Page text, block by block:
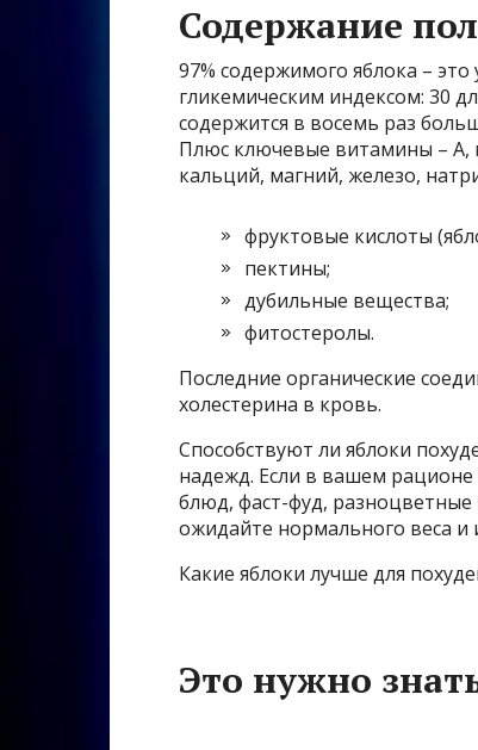
Содержание
97% содержимого яблока –
гликемическим индексом: 30
содержится в восемь раз
Плюс ключевые витамины – А,
кальций, магний, железо,
фруктовые кислоты
пектины;
дубильные вещества;
фитостеролы.
Последние органические
холестерина в кровь.
Способствуют ли яблоки
надежд. Если в вашем
блюд, фаст-фуд, разноцветные
ожидайте нормального веса и
Какие яблоки лучше для
Это нужно